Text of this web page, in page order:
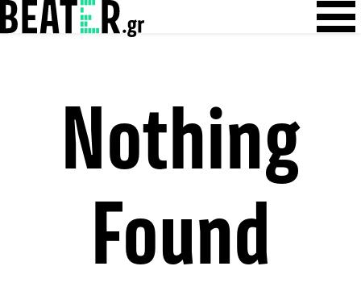
Skip to content
Skip
to
Nothing
Found